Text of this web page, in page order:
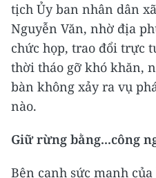
tịch Ủy ban nhân dân
Nguyễn Văn, nhờ địa
chức họp, trao đổi trực
thời tháo gỡ khó khăn,
bàn không xảy ra vụ
nào.
Giữ rừng bằng...công
Bên cạnh sức mạnh